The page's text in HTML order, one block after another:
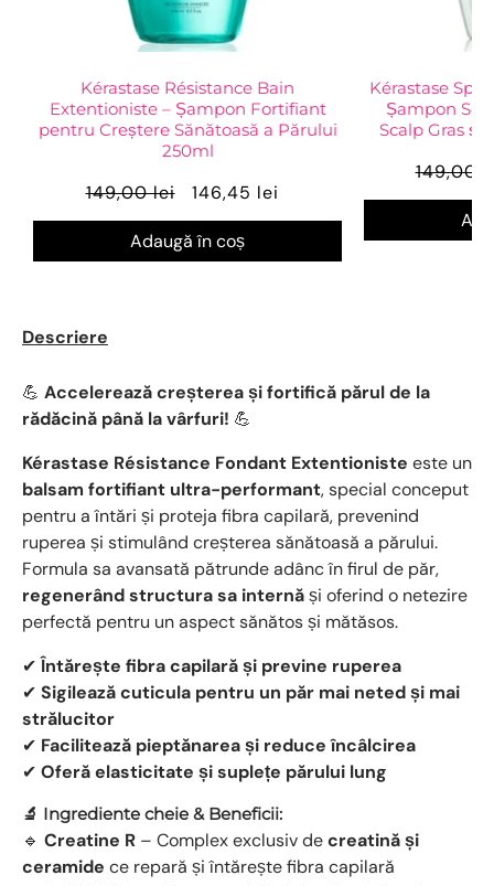
Kérastase Résistance Bain
Extentioniste – Șampon Fortifiant
pentru Creștere Sănătoasă a Părului
250ml
149,00 lei 146,45 lei
Adaugă în coș
Kérastase
Șampon
Scalp Gras și
149,00
Descriere
💪 Accelerează creșterea și fortifică părul de la
rădăcină până la vârfuri! 💪
Kérastase Résistance Fondant Extentioniste este un
balsam fortifiant ultra-performant, special conceput
pentru a întări și proteja fibra capilară, prevenind
ruperea și stimulând creșterea sănătoasă a părului.
Formula sa avansată pătrunde adânc în firul de păr,
regenerând structura sa internăși oferind o netezire
perfectă pentru un aspect sănătos și mătăsos.
✔Întărește fibra capilară și previne ruperea
✔ Sigilează cuticula pentru un păr mai neted și mai
strălucitor
✔ Facilitează pieptănarea și reduce încâlcirea
✔ Oferă elasticitate și suplețe părului lung
🔬 Ingrediente cheie & Beneficii:
🔹 Creatine R – Complex exclusiv decreatină și
ceramide ce repară și întărește fibra capilară